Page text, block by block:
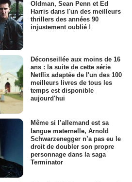
Oldman, Sean Penn et Ed
Harris dans l'un des meilleurs
thrillers des années 90
injustement oublié !
Déconseillée aux moins de 16
ans : la suite de cette série
Netflix adaptée de l'un des 100
meilleurs livres de tous les
temps est disponible
aujourd'hui
Même si l’allemand est sa
langue maternelle, Arnold
Schwarzenegger n’a pas eu le
droit de doubler son propre
personnage dans la saga
Terminator